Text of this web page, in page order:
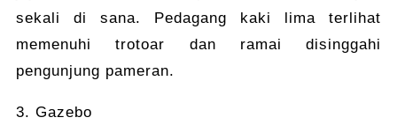
sekali di sana. Pedagang kaki lima terlihat
memenuhi trotoar dan ramai disinggahi
pengunjung pameran.
3. Gazebo